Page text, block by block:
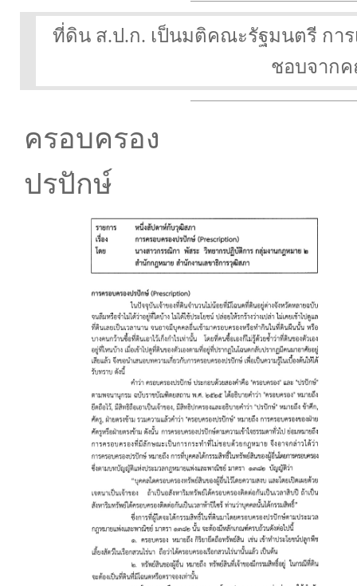
ที่ดิน ส.ป.ก. เป็นมติคณะรัฐมนตรี กา
ชอบจาก
ครอบครอง
ปรปักษ์